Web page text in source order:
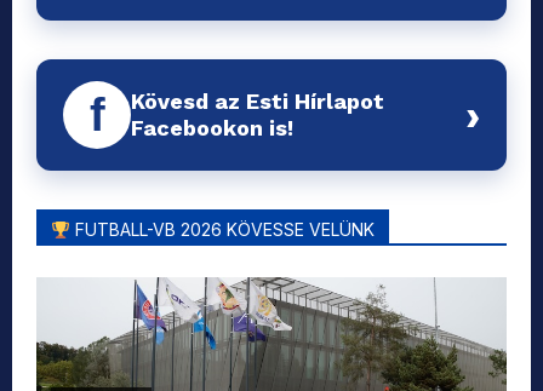
f
Kövesd az Esti Hírlapot
Facebookon is!
›
FUTBALL-VB 2026 KÖVESSE VELÜNK